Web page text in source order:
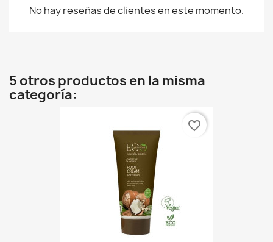
No hay reseñas de clientes en este momento.
5 otros productos en la misma
categoría:
favorite_border